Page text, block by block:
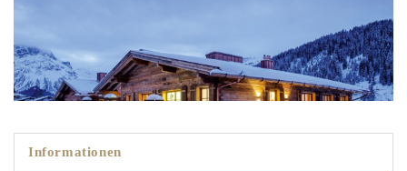
Informationen